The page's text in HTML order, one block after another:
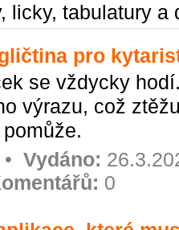
licky, tabulatury
pro
se vždycky
výrazu, což
• Vydáno:
0